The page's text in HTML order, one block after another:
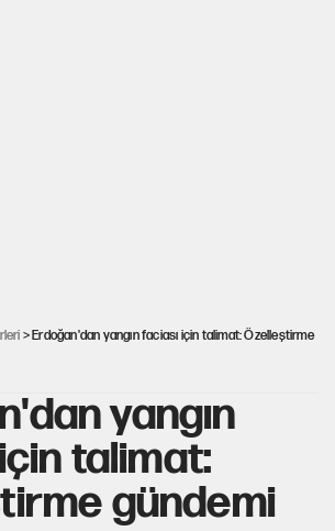
> Erdoğan'dan yangın faciası için talimat: Özelleştirme
yangın
talimat:
gündemi